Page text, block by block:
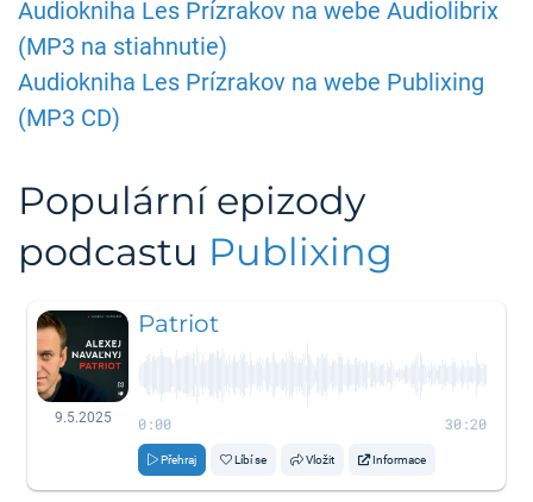
Audiokniha Les Prízrakov na webe Audiolibrix
(MP3 na stiahnutie)
Audiokniha Les Prízrakov na webe Publixing
(MP3 CD)
Populární epizody
podcastu Publixing
9.5.2025
Patriot
0:00 30:20
Přehraj Líbí se Vložit Informace